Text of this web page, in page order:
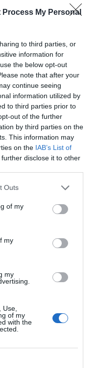
Process My Personal
to third parties, or
information for
the below opt-out
note that after your
continue seeing
information utilized by
to third parties prior to
out of the further
by third parties on the
This information may
on the IAB’s List of
disclose it to other
Outs
of my
my
my
of my
with the